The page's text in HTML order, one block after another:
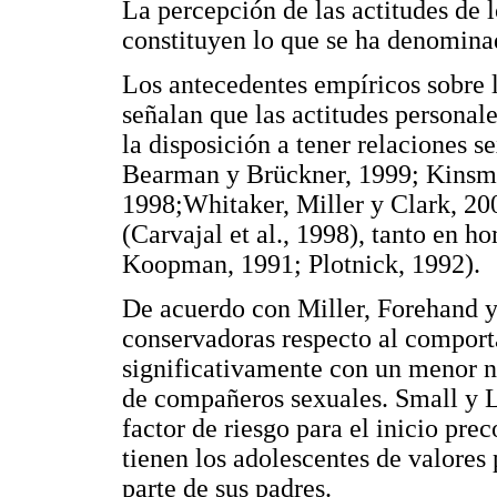
La percepción de las actitudes
constituyen lo que se ha
Los antecedentes empíricos
señalan que las actitudes
la disposición a tener relaciones
Bearman y Brückner, 1999;
1998;Whitaker, Miller y Clark,
(Carvajal et al., 1998), tanto en
Koopman, 1991; Plotnick, 1992).
De acuerdo con Miller, Forehand
conservadoras respecto al
significativamente con un menor
de compañeros sexuales. Small y
factor de riesgo para el inicio
tienen los adolescentes de
parte de sus padres.